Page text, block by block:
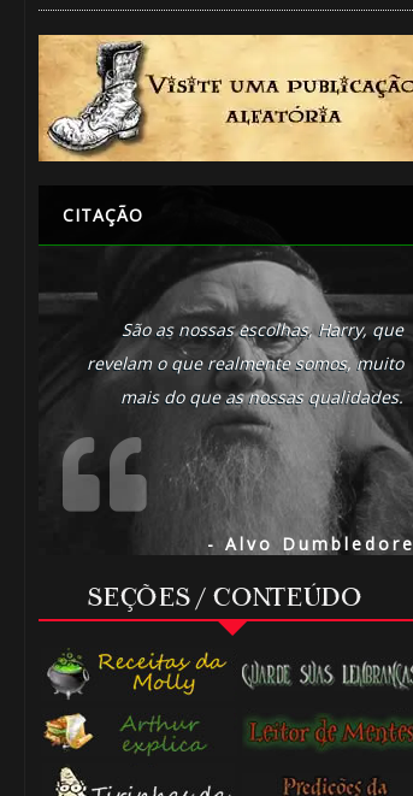
CITAÇÃO
São as nossas escolhas, Harry, que
revelam o que realmente somos, muito
mais do que as nossas qualidades.
- Alvo Dumbledore
SEÇÕES / CONTEÚDO